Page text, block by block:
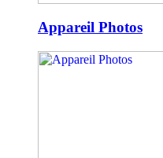
Appareil Photos